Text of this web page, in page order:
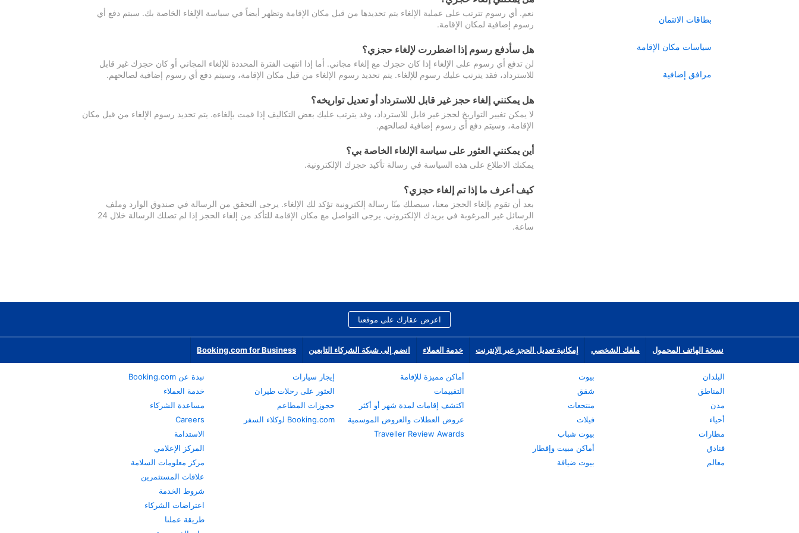
بطاقات الائتمان
سياسات مكان الإقامة
مرافق إضافية
نعم. أي رسوم تترتب على عملية الإلغاء يتم تحديدها من قبل مكان الإقامة وتظهر أيضاً في سياسة الإلغاء الخاصة بك. سيتم دفع أي
رسوم إضافية لمكان الإقامة.
هل سأدفع رسوم إذا اضطررت لإلغاء حجزي؟
لن تدفع أي رسوم على الإلغاء إذا كان حجزك مع إلغاء مجاني. أما إذا انتهت الفترة المحددة للإلغاء المجاني أو كان حجزك غير قابل
للاسترداد، فقد يترتب عليك رسوم للإلغاء. يتم تحديد رسوم الإلغاء من قبل مكان الإقامة، وسيتم دفع أي رسوم إضافية لصالحهم.
هل يمكنني إلغاء حجز غير قابل للاسترداد أو تعديل تواريخه؟
لا يمكن تغيير التواريخ لحجز غير قابل للاسترداد، وقد يترتب عليك بعض التكاليف إذا قمت بإلغاءه. يتم تحديد رسوم الإلغاء من قبل مكان
الإقامة، وسيتم دفع أي رسوم إضافية لصالحهم.
أين يمكنني العثور على سياسة الإلغاء الخاصة بي؟
يمكنك الاطلاع على هذه السياسة في رسالة تأكيد حجزك الإلكترونية.
كيف أعرف ما إذا تم إلغاء حجزي؟
بعد أن تقوم بإلغاء الحجز معنا، سيصلك منّا رسالة إلكترونية تؤكد لك الإلغاء. يرجى التحقق من الرسالة في صندوق الوارد وملف
الرسائل غير المرغوبة في بريدك الإلكتروني. يرجى التواصل مع مكان الإقامة للتأكد من إلغاء الحجز إذا لم تصلك الرسالة خلال 24
ساعة.
اعرض عقارك على موقعنا
نسخة الهاتف المحمول ملفك الشخصي إمكانية تعديل الحجز عبر الإنترنت خدمة العملاء انضم إلى شبكة الشركاء التابعين Booking.com for Business
البلدان
المناطق
مدن
أحياء
مطارات
فنادق
معالم
بيوت
شقق
منتجعات
فيلات
بيوت شباب
أماكن مبيت وإفطار
بيوت ضيافة
أماكن مميزة للإقامة
التقييمات
اكتشف إقامات لمدة شهر أو أكثر
عروض العطلات والعروض الموسمية
Traveller Review Awards
إيجار سيارات
العثور على رحلات طيران
حجوزات المطاعم
Booking.com لوكلاء السفر
نبذة عن Booking.com
خدمة العملاء
مساعدة الشركاء
Careers
الاستدامة
المركز الإعلامي
مركز معلومات السلامة
علاقات المستثمرين
شروط الخدمة
اعتراضات الشركاء
طريقة عملنا